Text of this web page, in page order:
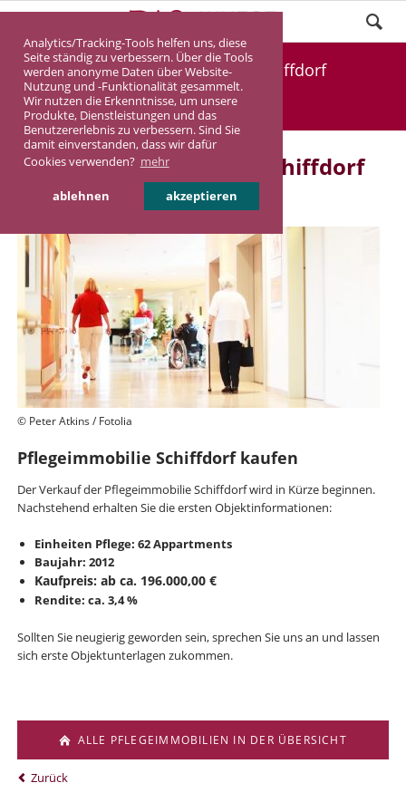
Analytics/Tracking-Tools helfen uns, diese
Seite ständig zu verbessern. Über die Tools
werden anonyme Daten über Website-
Nutzung und -Funktionalität gesammelt.
Wir nutzen die Erkenntnisse, um unsere
Produkte, Dienstleistungen und das
Benutzererlebnis zu verbessern. Sind Sie
damit einverstanden, dass wir dafür
Cookies verwenden? mehr
ablehnen akzeptieren
Bald: Pflegeimmobilie Schiffdorf
DASINVEST Aktuelles
Bald: Pflegeimmobilie Schiffdorf
03.08.2022
© Peter Atkins / Fotolia
Pflegeimmobilie Schiffdorf kaufen
Der Verkauf der Pflegeimmobilie Schiffdorf wird in Kürze beginnen.
Nachstehend erhalten Sie die ersten Objektinformationen:
Einheiten Pflege: 62 Appartments
Baujahr: 2012
Kaufpreis: ab ca. 196.000,00 €
Rendite: ca. 3,4 %
Sollten Sie neugierig geworden sein, sprechen Sie uns an und lassen
sich erste Objektunterlagen zukommen.
ALLE PFLEGEIMMOBILIEN IN DER ÜBERSICHT
Zurück